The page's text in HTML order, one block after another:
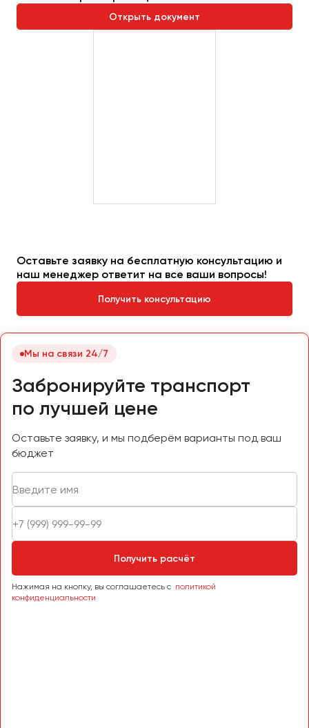
Открыть документ
Оставьте заявку на бесплатную консультацию и
наш менеджер ответит на все ваши вопросы!
Получить консультацию
Мы на связи 24/7
Забронируйте транспорт
по лучшей цене
Оставьте заявку, и мы подберём варианты под ваш
бюджет
Получить расчёт
Нажимая на кнопку, вы соглашаетесь с политикой
конфиденциальности
Хабаровск
Челябинск
Череповец
Чита
Якутск
Ялта